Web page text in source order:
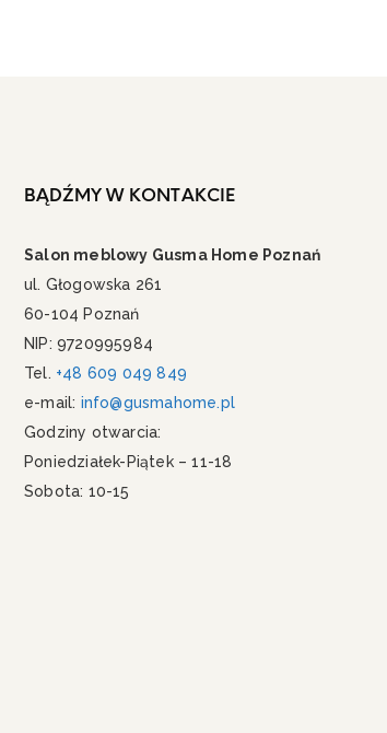
BĄDŹMY W KONTAKCIE
Salon meblowy Gusma Home Poznań
ul. Głogowska 261
60-104 Poznań
NIP: 9720995984
Tel. +48 609 049 849
e-mail: info@gusmahome.pl
Godziny otwarcia:
Poniedziałek-Piątek – 11-18
Sobota: 10-15